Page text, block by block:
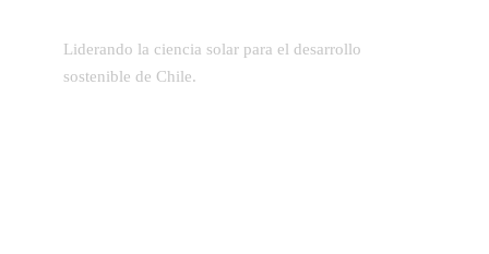
Liderando la ciencia solar para el desarrollo
sostenible de Chile.